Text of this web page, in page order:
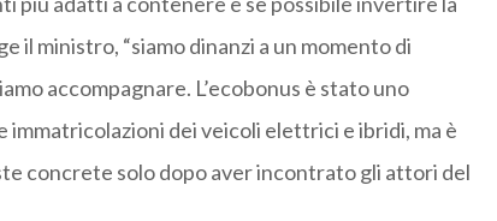
il ministro, “siamo dinanzi a un momento di
accompagnare. L’ecobonus è stato uno
dei veicoli elettrici e ibridi, ma è
concrete solo dopo aver incontrato gli attori del